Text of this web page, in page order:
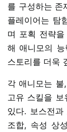
를 구성하는 존
플레이어는 탐
며 포획 전략
해 애니모의
스토리를 더욱
각 애니모는
고유 스킬을
있다. 보스전과
조합, 속성 상